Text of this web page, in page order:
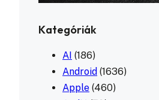
Kategóriák
AI (186)
Android (1636)
Apple (460)